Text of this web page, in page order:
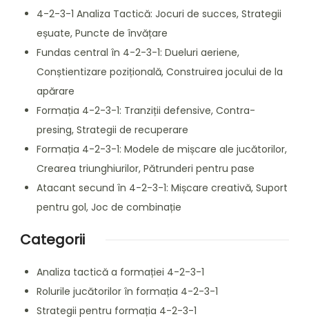
4-2-3-1 Analiza Tactică: Jocuri de succes, Strategii
eșuate, Puncte de învățare
Fundas central în 4-2-3-1: Dueluri aeriene,
Conștientizare pozițională, Construirea jocului de la
apărare
Formația 4-2-3-1: Tranziții defensive, Contra-
presing, Strategii de recuperare
Formația 4-2-3-1: Modele de mișcare ale jucătorilor,
Crearea triunghiurilor, Pătrunderi pentru pase
Atacant secund în 4-2-3-1: Mișcare creativă, Suport
pentru gol, Joc de combinație
Categorii
Analiza tactică a formației 4-2-3-1
Rolurile jucătorilor în formația 4-2-3-1
Strategii pentru formația 4-2-3-1